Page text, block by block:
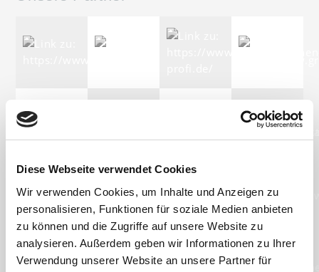
Diese Webseite verwendet Cookies
Wir verwenden Cookies, um Inhalte und Anzeigen zu
personalisieren, Funktionen für soziale Medien anbieten
zu können und die Zugriffe auf unsere Website zu
analysieren. Außerdem geben wir Informationen zu Ihrer
Verwendung unserer Website an unsere Partner für